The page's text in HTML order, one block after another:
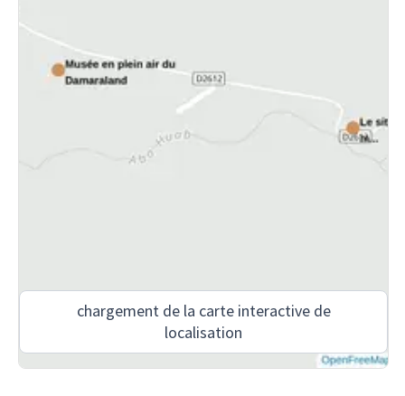
chargement de la carte interactive de
localisation